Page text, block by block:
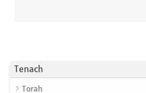
Tenach
Torah